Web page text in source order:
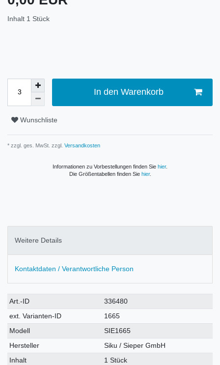
Inhalt 1 Stück
In den Warenkorb
Wunschliste
* zzgl. ges. MwSt. zzgl. Versandkosten
Informationen zu Vorbestellungen finden Sie hier.
Die Größentabellen finden Sie hier.
Weitere Details
Kontaktdaten / Verantwortliche Person
Technisches
Merkmal
Wert
Art.-ID
336480
ext. Varianten-ID
1665
Modell
SIE1665
Hersteller
Siku / Sieper GmbH
Inhalt
1 Stück